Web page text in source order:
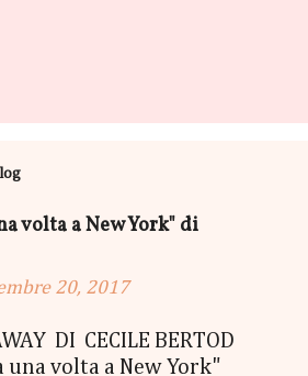
volta a New York" di
20, 2017
DI CECILE BERTOD
una volta a New York"